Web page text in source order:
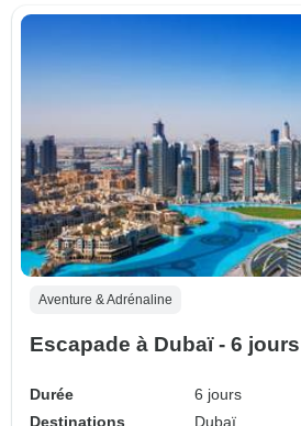
Aventure & Adrénaline
Escapade à Dubaï - 6 jours
Durée
6 jours
Destinations
Dubaï